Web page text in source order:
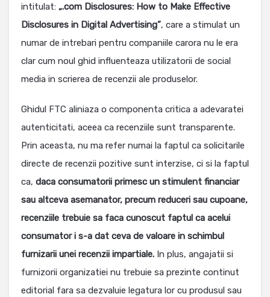
intitulat: „.com Disclosures: How to Make Effective
Disclosures in Digital Advertising”, care a stimulat un
numar de intrebari pentru companiile carora nu le era
clar cum noul ghid influenteaza utilizatorii de social
media in scrierea de recenzii ale produselor.
Ghidul FTC aliniaza o componenta critica a adevaratei
autenticitati, aceea ca recenziile sunt transparente.
Prin aceasta, nu ma refer numai la faptul ca solicitarile
directe de recenzii pozitive sunt interzise, ci si la faptul
ca, daca consumatorii primesc un stimulent financiar
sau altceva asemanator, precum reduceri sau cupoane,
recenziile trebuie sa faca cunoscut faptul ca acelui
consumator i s-a dat ceva de valoare in schimbul
furnizarii unei recenzii impartiale. In plus, angajatii si
furnizorii organizatiei nu trebuie sa prezinte continut
editorial fara sa dezvaluie legatura lor cu produsul sau